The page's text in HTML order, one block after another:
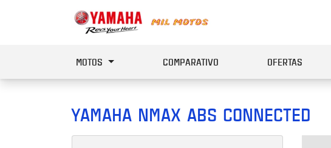
MOTOS COMPARATIVO OFERTAS
YAMAHA NMAX ABS CONNECTED